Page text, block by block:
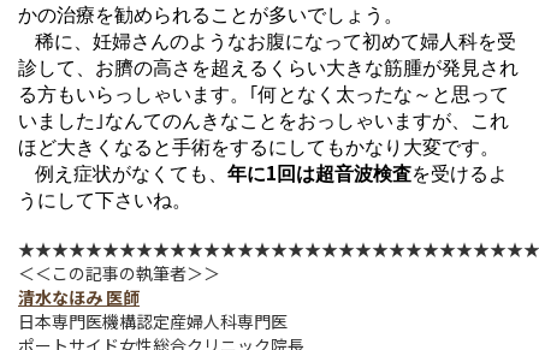
かの治療を勧められることが多いでしょう。
稀に、妊婦さんのようなお腹になって初めて婦人科を受
診して、お臍の高さを超えるくらい大きな筋腫が発見され
る方もいらっしゃいます。｢何となく太ったな～と思って
いました｣なんてのんきなことをおっしゃいますが、これ
ほど大きくなると手術をするにしてもかなり大変です。
例え症状がなくても、 年に1 回は超音波検査を受けるよ
うにして下さいね。
＜＜この記事の執筆者＞＞
清水なほみ 医師
日本専門医機構認定産婦人科専門医
ポートサイド女性総合クリニック院長